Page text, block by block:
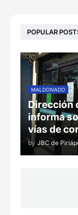
POPULAR
MALDONADO
Dirección
informa
vías de
by JBC de